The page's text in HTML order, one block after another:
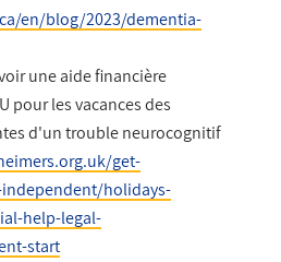
en/blog/2023/dementia-
une aide financière
pour les vacances des
d'un trouble neurocognitif
get-
holidays-
help-legal-
start